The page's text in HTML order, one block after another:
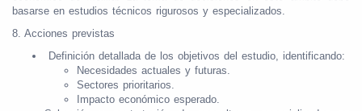
basarse en estudios técnicos rigurosos y especializados.
8. Acciones previstas
Definición detallada de los objetivos del estudio, identificando:
Necesidades actuales y futuras.
Sectores prioritarios.
Impacto económico esperado.